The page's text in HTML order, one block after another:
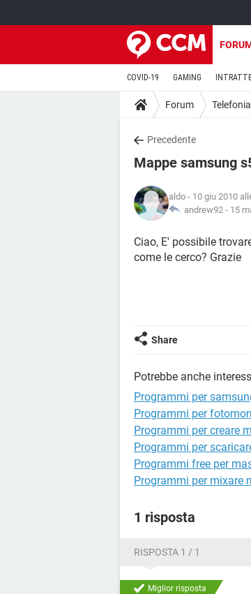
COVID-19 GAMING
Forum
Precedente
Mappe samsung
aldo - 10 giu 2010
andrew92 - 15
Ciao, E' possibile
come le cerco? Grazie
Share
Potrebbe anche
Programmi per
Programmi per
Programmi per creare
Programmi per
Programmi free per
Programmi per mixare
1 risposta
RISPOSTA 1 / 1
Miglior risposta